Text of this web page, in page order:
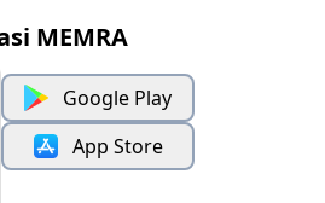
MEMRA
Google Play
App Store